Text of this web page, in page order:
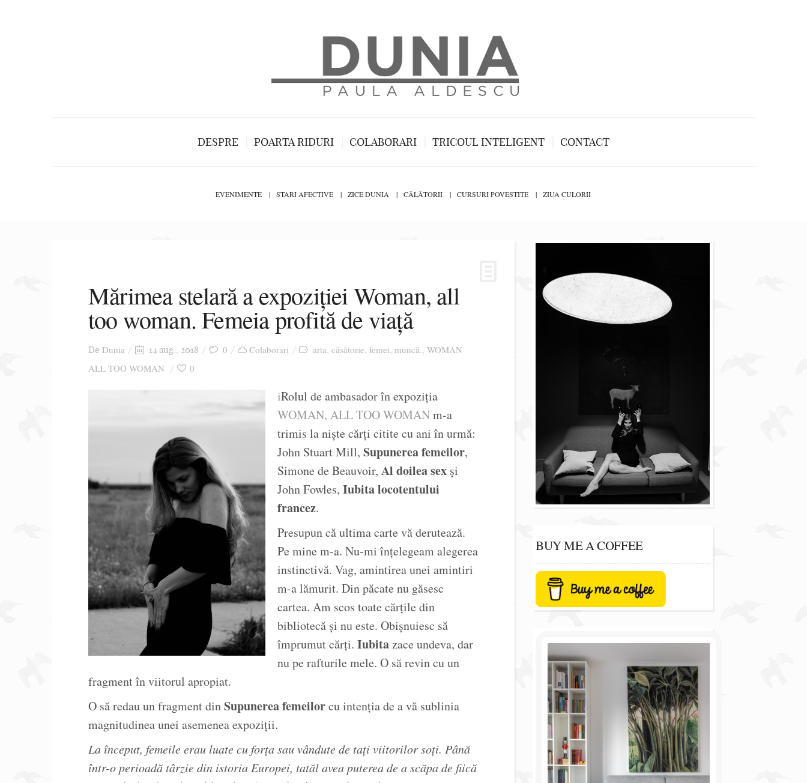
DESPRE POARTA RIDURI COLABORARI TRICOUL INTELIGENT CONTACT
EVENIMENTE STARI AFECTIVE ZICE DUNIA CĂLĂTORII CURSURI POVESTITE ZIUA CULORII
Mărimea stelară a expoziției Woman, all
too woman. Femeia profită de viață
De Dunia 14 aug., 2018 0 Colaborari arta, căsătorie, femei, muncă., WOMAN
ALL TOO WOMAN
0
iRolul de ambasador în expoziția
WOMAN, ALL TOO WOMANm-a
trimis la niște cărți citite cu ani în urmă:
John Stuart Mill, Supunerea femeilor,
Simone de Beauvoir, Al doilea sex și
John Fowles, Iubita locotentului
francez.
Presupun că ultima carte vă derutează.
Pe mine m-a. Nu-mi înțelegeam alegerea
instinctivă. Vag, amintirea unei amintiri
m-a lămurit. Din păcate nu găsesc
cartea. Am scos toate cărțile din
bibliotecă și nu este. Obișnuiesc să
împrumut cărți. Iubitazace undeva, dar
nu pe rafturile mele. O să revin cu un
fragment în viitorul apropiat.
O să redau un fragment dinSupunerea femeilorcu intenția de a vă sublinia
magnitudinea unei asemenea expoziții.
La început, femeile erau luate cu forța sau vândute de tați viitorilor soți. Până
într-o perioadă târzie din istoria Europei, tatăl avea puterea de a scăpa de fiică
BUY ME A COFFEE